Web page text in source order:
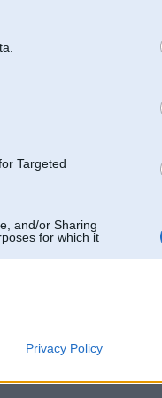
Targeted
and/or Sharing
for which it
Privacy Policy